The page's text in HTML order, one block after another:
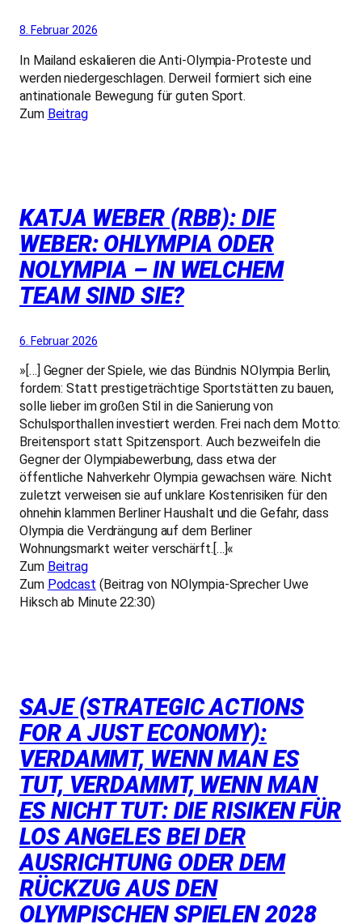
8. Februar 2026
In Mailand eskalieren die Anti-Olympia-Proteste und
werden niedergeschlagen. Derweil formiert sich eine
antinationale Bewegung für guten Sport.
Zum Beitrag
KATJA WEBER (RBB): DIE
WEBER: OHLYMPIA ODER
NOLYMPIA – IN WELCHEM
TEAM SIND SIE?
6. Februar 2026
»[…] Gegner der Spiele, wie das Bündnis NOlympia Berlin,
fordern: Statt prestigeträchtige Sportstätten zu bauen,
solle lieber im großen Stil in die Sanierung von
Schulsporthallen investiert werden. Frei nach dem Motto:
Breitensport statt Spitzensport. Auch bezweifeln die
Gegner der Olympiabewerbung, dass etwa der
öffentliche Nahverkehr Olympia gewachsen wäre. Nicht
zuletzt verweisen sie auf unklare Kostenrisiken für den
ohnehin klammen Berliner Haushalt und die Gefahr, dass
Olympia die Verdrängung auf dem Berliner
Wohnungsmarkt weiter verschärft.[…]«
Zum Beitrag
Zum Podcast (Beitrag von NOlympia-Sprecher Uwe
Hiksch ab Minute 22:30)
SAJE (STRATEGIC ACTIONS
FOR A JUST ECONOMY):
VERDAMMT, WENN MAN ES
TUT, VERDAMMT, WENN MAN
ES NICHT TUT: DIE RISIKEN FÜR
LOS ANGELES BEI DER
AUSRICHTUNG ODER DEM
RÜCKZUG AUS DEN
OLYMPISCHEN SPIELEN 2028